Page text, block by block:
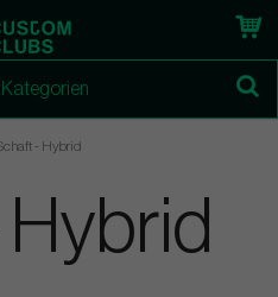
- Hybrid